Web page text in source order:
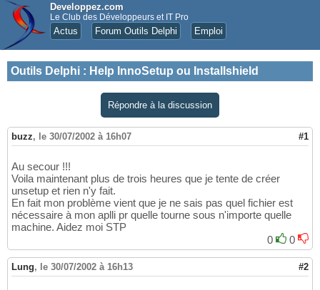
Developpez.com
Le Club des Développeurs et IT Pro
Actus Forum Outils Delphi Emploi
Outils Delphi : Help InnoSetup ou Installshield
Répondre à la discussion
buzz, le 30/07/2002 à 16h07 #1
Au secour !!!
Voila maintenant plus de trois heures que je tente de créer
unsetup et rien n'y fait.
En fait mon problème vient que je ne sais pas quel fichier est
nécessaire à mon aplli pr quelle tourne sous n'importe quelle
machine. Aidez moi STP
0
0
Lung, le 30/07/2002 à 16h13 #2